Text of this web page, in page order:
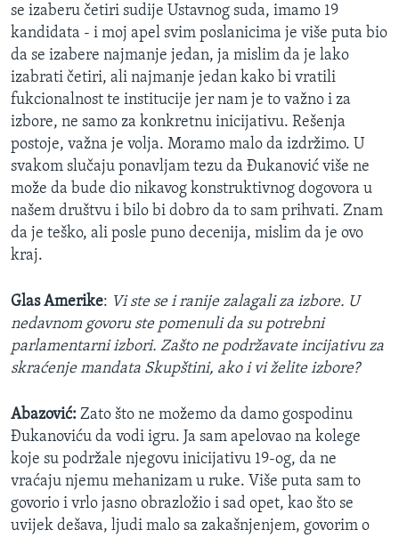
se izaberu četiri sudije Ustavnog suda, imamo 19
kandidata - i moj apel svim poslanicima je više puta bio
da se izabere najmanje jedan, ja mislim da je lako
izabrati četiri, ali najmanje jedan kako bi vratili
fukcionalnost te institucije jer nam je to važno i za
izbore, ne samo za konkretnu inicijativu. Rešenja
postoje, važna je volja. Moramo malo da izdržimo. U
svakom slučaju ponavljam tezu da Đukanović više ne
može da bude dio nikavog konstruktivnog dogovora u
našem društvu i bilo bi dobro da to sam prihvati. Znam
da je teško, ali posle puno decenija, mislim da je ovo
kraj.
Glas Amerike: Vi ste se i ranije zalagali za izbore. U
nedavnom govoru ste pomenuli da su potrebni
parlamentarni izbori. Zašto ne podržavate incijativu za
skraćenje mandata Skupštini, ako i vi želite izbore?
Abazović: Zato što ne možemo da damo gospodinu
Đukanoviću da vodi igru. Ja sam apelovao na kolege
koje su podržale njegovu inicijativu 19-og, da ne
vraćaju njemu mehanizam u ruke. Više puta sam to
govorio i vrlo jasno obrazložio i sad opet, kao što se
uvijek dešava, ljudi malo sa zakašnjenjem, govorim o